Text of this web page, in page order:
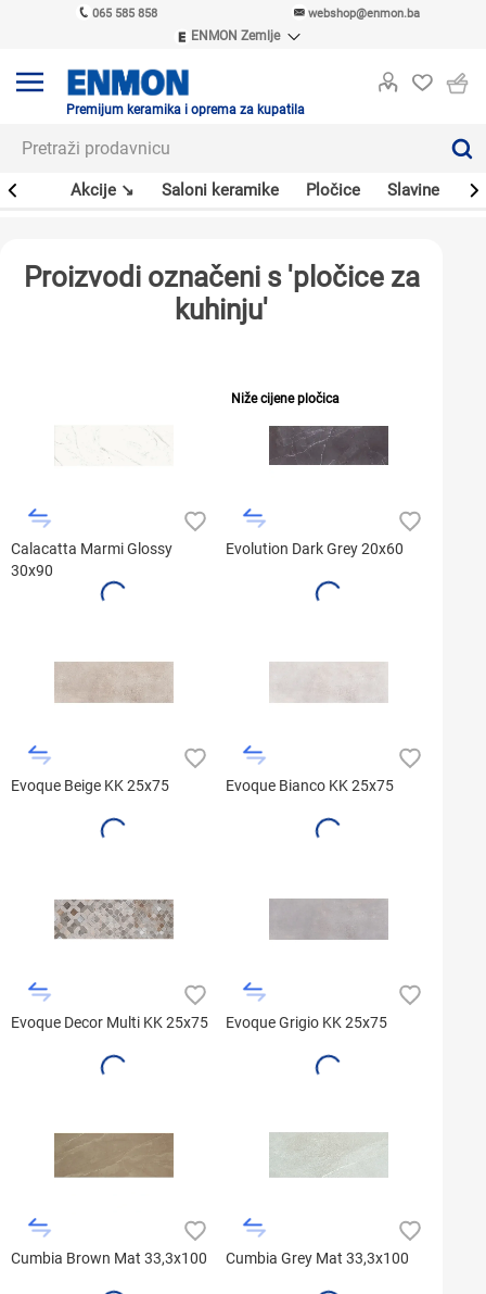
065 585 858 webshop@enmon.ba
ENMON Zemlje
ENMON MKD
Premijum keramika i oprema za kupatila
Akcije ↘ Saloni keramike Pločice Slavine
Proizvodi označeni s 'pločice za
kuhinju'
Calacatta Marmi Glossy
30x90
Niže cijene pločica
Evolution Dark Grey 20x60
Evoque Beige KK 25x75 Evoque Bianco KK 25x75
Evoque Decor Multi KK 25x75 Evoque Grigio KK 25x75
Cumbia Brown Mat 33,3x100 Cumbia Grey Mat 33,3x100